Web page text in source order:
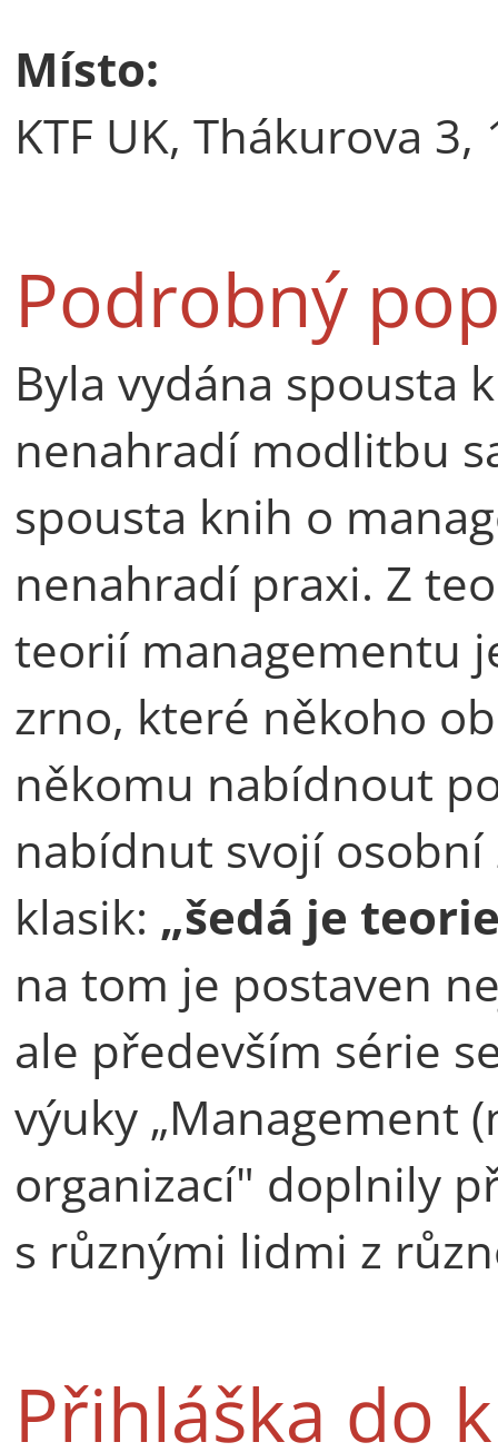
Místo:
KTF UK, Thákurova
Podrobný
Byla vydána spousta
nenahradí modlitbu
spousta knih o
nenahradí praxi. Z
teorií managementu
zrno, které někoho
někomu nabídnout
nabídnut svojí osobní
klasik: „šedá je
na tom je postaven
ale především série
výuky „Management
organizací" doplnily
s různými lidmi z
Přihláška do